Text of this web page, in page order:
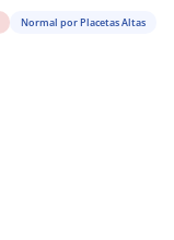
Normal por Placetas Altas